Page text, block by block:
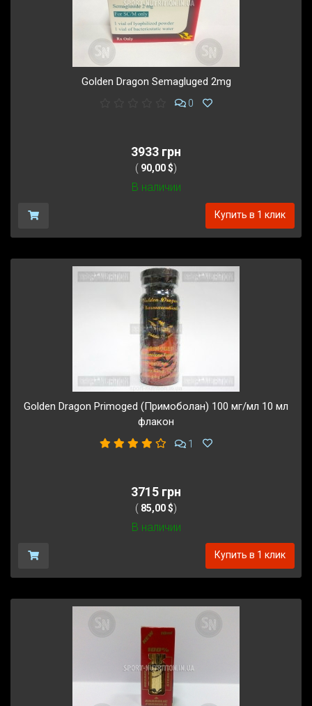
Golden Dragon Semagluged 2mg
0
3933 грн
( 90,00 $)
В наличии
Купить в 1 клик
Golden Dragon Primoged (Примоболан) 100 мг/мл 10 мл
флакон
1
3715 грн
( 85,00 $)
В наличии
Купить в 1 клик